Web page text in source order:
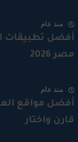
منذ عام
أفضل تطبيقات
مصر 2026
منذ عام
قارن واختار